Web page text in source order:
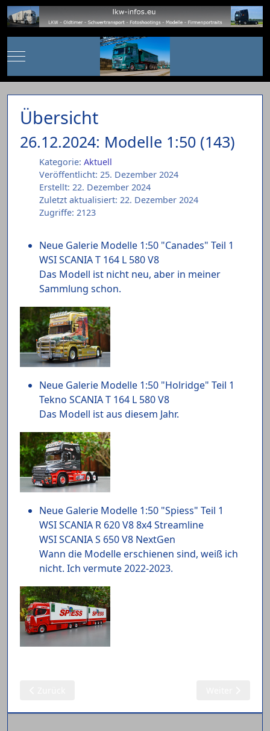
Mobile Menu Toggle
Übersicht
26.12.2024: Modelle 1:50 (143)
Kategorie: Aktuell
Veröffentlicht: 25. Dezember 2024
Erstellt: 22. Dezember 2024
Zuletzt aktualisiert: 22. Dezember 2024
Zugriffe: 2123
Neue Galerie Modelle 1:50 "Canades" Teil 1
WSI SCANIA T 164 L 580 V8
Das Modell ist nicht neu, aber in meiner
Sammlung schon.
Neue Galerie Modelle 1:50 "Holridge" Teil 1
Tekno SCANIA T 164 L 580 V8
Das Modell ist aus diesem Jahr.
Neue Galerie Modelle 1:50 "Spiess" Teil 1
WSI SCANIA R 620 V8 8x4 Streamline
WSI SCANIA S 650 V8 NextGen
Wann die Modelle erschienen sind, weiß ich
nicht. Ich vermute 2022-2023.